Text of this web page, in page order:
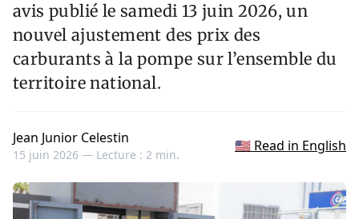
avis publié le samedi 13 juin 2026, un
nouvel ajustement des prix des
carburants à la pompe sur l’ensemble du
territoire national.
Jean Junior Celestin
15 juin 2026 — Lecture : 2 min.
🇺🇸 Read in English